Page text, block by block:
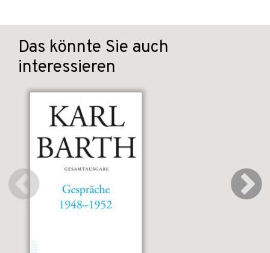
Das könnte Sie auch
interessieren